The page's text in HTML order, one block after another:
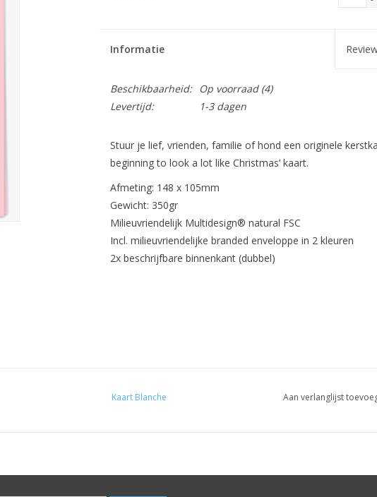
Informatie
Beschikbaarheid: Op voorraad(4)
Levertijd:
1-3 dagen
Stuur je lief, vrienden, familie of hond een originele
beginning to look a lot like Christmas’ kaart.
Afmeting: 148 x 105mm
Gewicht: 350gr
Milieuvriendelijk Multidesign® natural FSC
Incl. milieuvriendelijke branded enveloppe in 2 kleuren
2x beschrijfbare binnenkant (dubbel)
Kaart Blanche Aan verlanglijst